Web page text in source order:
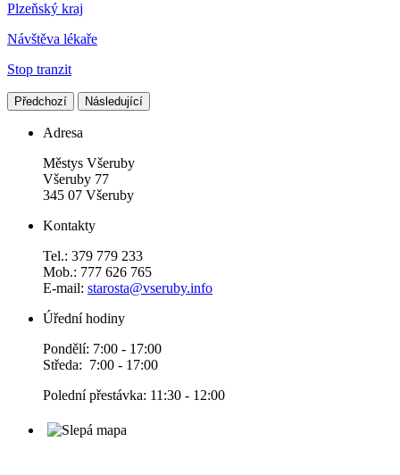
Plzeňský kraj
Návštěva lékaře
Stop tranzit
Předchozí Následující
Adresa
Městys Všeruby
Všeruby 77
345 07 Všeruby
Kontakty
Tel.: 379 779 233
Mob.: 777 626 765
E-mail: starosta@vseruby.info
Úřední hodiny
Pondělí: 7:00 - 17:00
Středa: 7:00 - 17:00
Polední přestávka: 11:30 - 12:00